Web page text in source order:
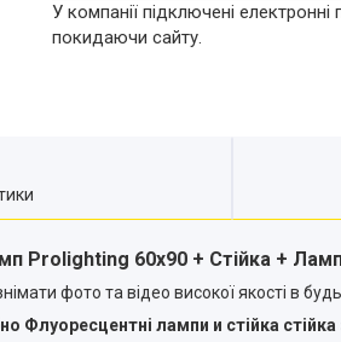
У компанії підключені
покидаючи сайту.
Prolighting 60x90 + Стійка +
фото та відео високої якості в
Флуоресцентні лампи и стійка